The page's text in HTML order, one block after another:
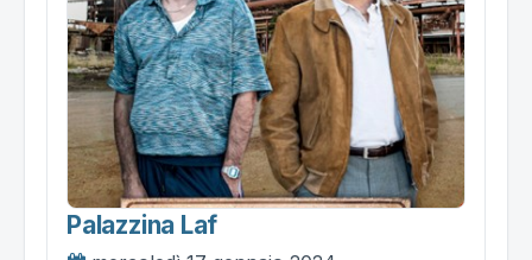
Palazzina Laf